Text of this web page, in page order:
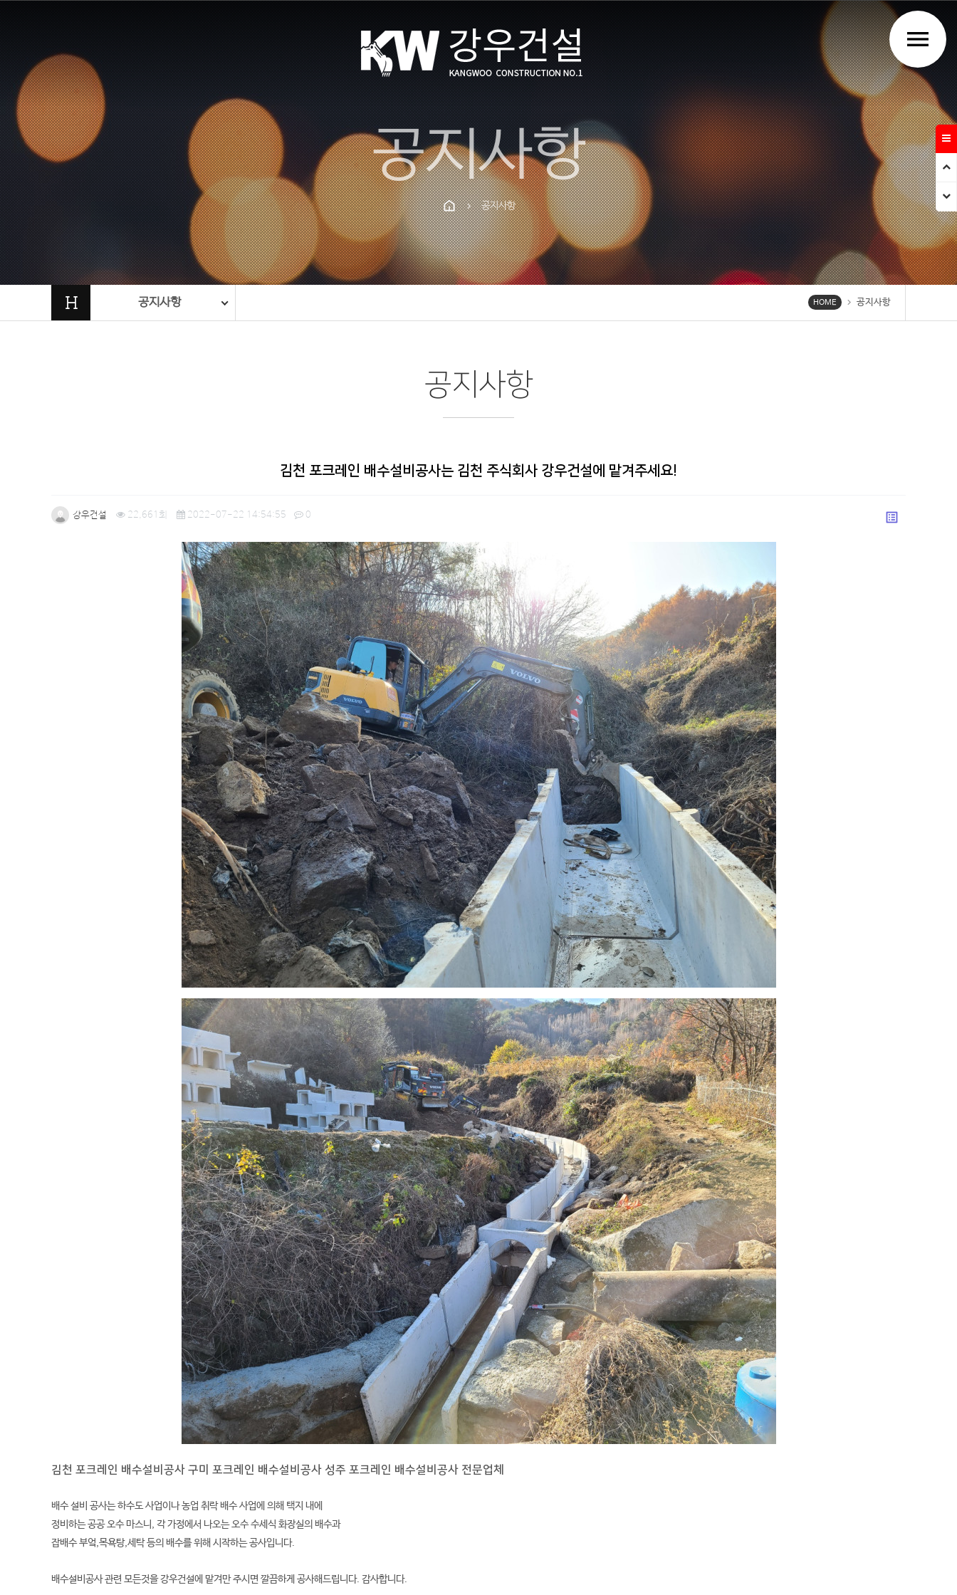
PrevNext
menu
공지사항
chevron_right 공지사항
H 공지사항 HOME chevron_right 공지사항
공지사항
김천 포크레인 배수설비공사는 김천 주식회사 강우건설에 맡겨주세요!
강우건설 22,661회 2022-07-22 14:54:55 0 list_alt
김천 포크레인 배수설비공사 구미 포크레인 배수설비공사 성주 포크레인 배수설비공사 전문업체
배수 설비 공사는 하수도 사업이나 농업 취락 배수 사업에 의해 택지 내에
정비하는 공공 오수 마스니, 각 가정에서 나오는 오수 수세식 화장실의 배수과
잡배수 부엌,목욕탕,세탁 등의 배수를 위해 시작하는 공사입니다.
배수설비공사 관련 모든것을 강우건설에 맡겨만 주시면 깔끔하게 공사해드립니다. 감사합니다.